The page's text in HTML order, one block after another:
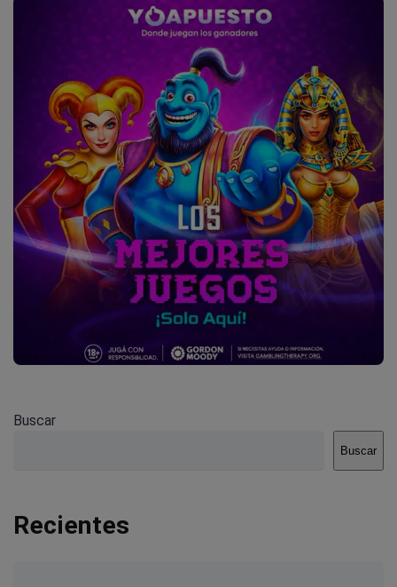
Buscar
Buscar
Recientes